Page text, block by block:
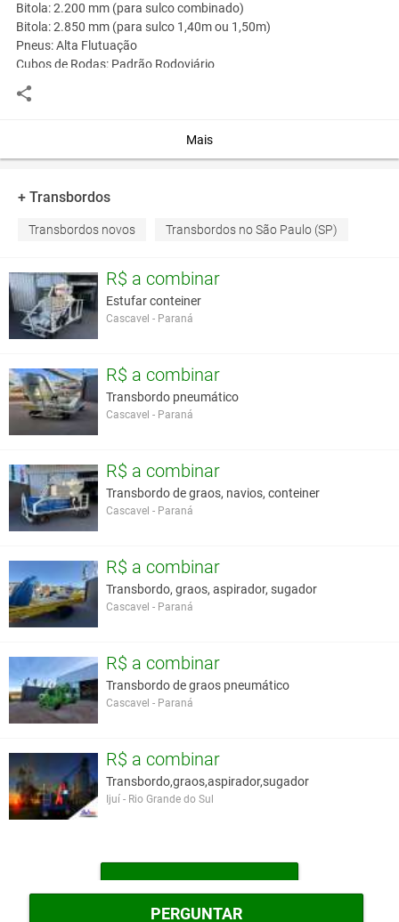
PERGUNTAR
Bitola: 2.200 mm (para sulco combinado)
Bitola: 2.850 mm (para sulco 1,40m ou 1,50m)
Pneus: Alta Flutuação
Cubos de Rodas: Padrão Rodoviário
Sistema de Freios: 8" com Spring Brake
Sistema de Engate: Tipo Boneca com Rótula
este anúncio é contra a política de Agroads?
Mais
+ Transbordos
Transbordos novos Transbordos no São Paulo (SP)
R$ a combinar
Estufar conteiner
Cascavel - Paraná
R$ a combinar
Transbordo pneumático
Cascavel - Paraná
R$ a combinar
Transbordo de graos, navios, conteiner
Cascavel - Paraná
R$ a combinar
Transbordo, graos, aspirador, sugador
Cascavel - Paraná
R$ a combinar
Transbordo de graos pneumático
Cascavel - Paraná
R$ a combinar
Transbordo,graos,aspirador,sugador
Ijuí - Rio Grande do Sul